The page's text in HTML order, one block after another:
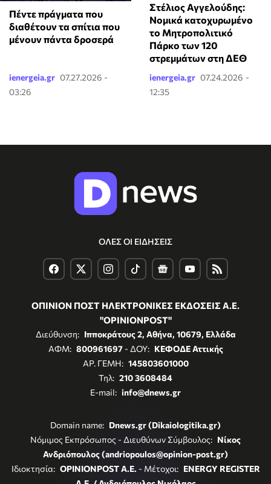
Πέντε πράγματα που
διαθέτουν τα σπίτια που
μένουν πάντα δροσερά
ienergeia.gr 07.27.2026 -
03:26
Στέλιος Αγγελούδης:
Νομικά κατοχυρωμένο
το Μητροπολιτικό
Πάρκο των 120
στρεμμάτων στη ΔΕΘ
ienergeia.gr 07.24.2026 -
12:35
ΟΛΕΣ ΟΙ ΕΙΔΗΣΕΙΣ
ΟΠΙΝΙΟΝ ΠΟΣΤ ΗΛΕΚΤΡΟΝΙΚΕΣ ΕΚΔΟΣΕΙΣ Α.Ε.
"OPINIONPOST"
Διεύθυνση: Ιπποκράτους 2, Αθήνα, 10679, Ελλάδα
ΑΦΜ: 800961697- ΔΟΥ: ΚΕΦΟΔΕ Αττικής
ΑΡ. ΓΕΜΗ: 145803601000
Τηλ: 210 3608484
E-mail: info@dnews.gr
Domain name: Dnews.gr (Dikaiologitika.gr)
Νόμιμος Εκπρόσωπος - Διευθύνων Σύμβουλος: Νίκος
Ανδριόπουλος (andriopoulos@opinion-post.gr)
Ιδιοκτησία: OPINIONPOST A.E. - Μέτοχοι: ENERGY REGISTER